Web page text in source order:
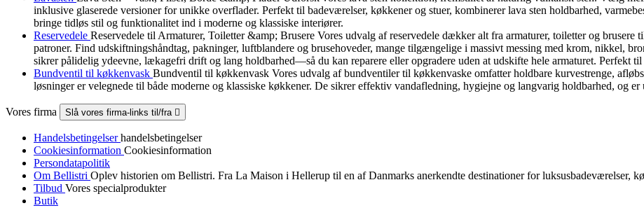
inklusive glaserede versioner for unikke overflader. Perfekt til badeværelser, køkkener og stuer, kombinerer lava sten holdbarhed,
bringe tidløs stil og funktionalitet ind i moderne og klassiske interiører.
Reservedele Reservedele til Armaturer, Toiletter &amp; Brusere Vores udvalg af reservedele dækker alt fra armaturer, toiletter og
patroner. Find udskiftningshåndtag, pakninger, luftblandere og brusehoveder, mange tilgængelige i massivt messing med krom, nikkel,
sikrer pålidelig ydeevne, lækagefri drift og lang holdbarhed—så du kan reparere eller opgradere uden at udskifte hele armaturet. Perfekt
Bundventil til køkkenvask Bundventil til køkkenvask Vores udvalg af bundventiler til køkkenvaske omfatter holdbare kurvestrenge,
løsninger er velegnede til både moderne og klassiske køkkener. De sikrer effektiv vandafledning, hygiejne og langvarig holdbarhed, og
Vores firma Slå vores firma-links til/fra 
Handelsbetingelserhandelsbetingelser
Cookiesinformation Cookiesinformation
Persondatapolitik
Om Bellistri Oplev historien om Bellistri. Fra La Maison i Hellerup til en af Danmarks anerkendte destinationer for luksus­badeværelser,
Tilbud Vores specialprodukter
Butik